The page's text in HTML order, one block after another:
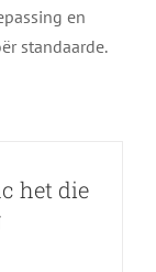
en
standaarde.
het die